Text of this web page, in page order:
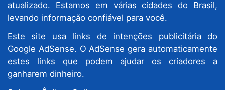
atualizado. Estamos em várias cidades do Brasil,
levando informação confiável para você.
Este site usa links de intenções publicitária do
Google AdSense. O AdSense gera automaticamente
estes links que podem ajudar os criadores a
ganharem dinheiro.